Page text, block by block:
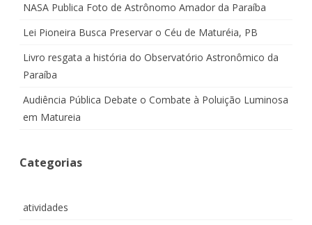
NASA Publica Foto de Astrônomo Amador da Paraíba
Lei Pioneira Busca Preservar o Céu de Maturéia, PB
Livro resgata a história do Observatório Astronômico da
Paraíba
Audiência Pública Debate o Combate à Poluição Luminosa
em Matureia
Categorias
atividades